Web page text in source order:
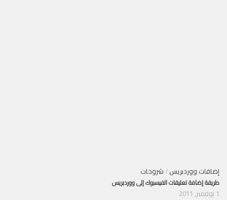
إضافات ووردبريس/شروحات
طريقة إضافة تعليقات الفيسبوك إلى ووردبريس
1 نوفمبر, 2011